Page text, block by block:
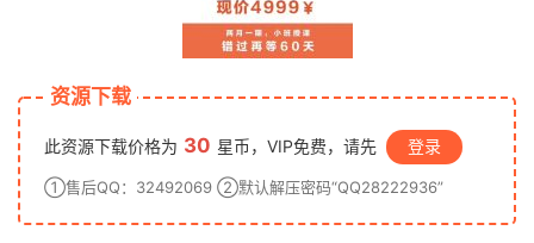
资源下载
此资源下载价格为 30 星币，VIP免费，请先 登录
①售后QQ：32492069 ②默认解压密码“QQ28222936”